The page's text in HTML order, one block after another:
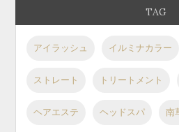
TAG
アイラッシュ イルミナカラー
ストレート トリートメント
ヘアエステ ヘッドスパ 南